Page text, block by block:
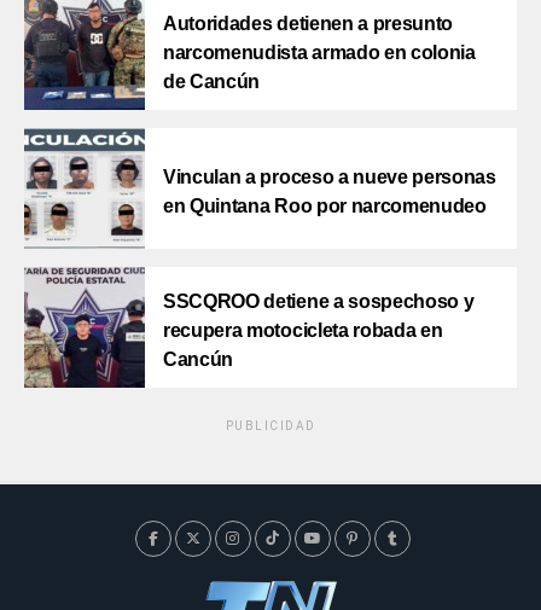
Autoridades detienen a presunto
narcomenudista armado en colonia
de Cancún
Vinculan a proceso a nueve personas
en Quintana Roo por narcomenudeo
SSCQROO detiene a sospechoso y
recupera motocicleta robada en
Cancún
PUBLICIDAD